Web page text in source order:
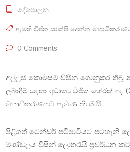
දේශපාලන
ඇමති විජිත සාක්ෂි දෙන්න
0 Comments
අල්ලස් කොමිසම විසින් ගොනුකර තිබූ
ලබාදීම සඳහා අමාත්‍ය විජිත හේරත් අද
මහාධිකරණයට පැමිණ තිබෙයි.
පිළිගත් ටෙන්ඩර් පටිපාටියට පටහැනි
මණ්ඩලය විසින් ලොතරැයි ප්‍රවර්ධන